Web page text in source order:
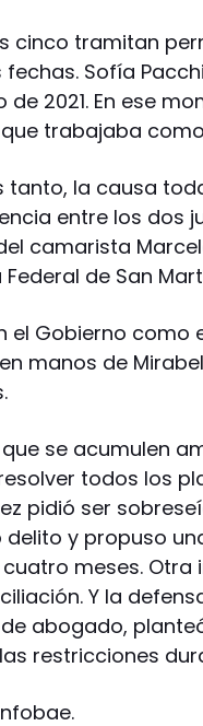
cinco tramitan
fechas. Sofía
de 2021. En ese
trabajaba
tanto, la causa
entre los dos
camarista
de San
el Gobierno como
manos de
que se acumulen
todos los
pidió ser
y propuso
meses.
Y la
abogado,
restricciones